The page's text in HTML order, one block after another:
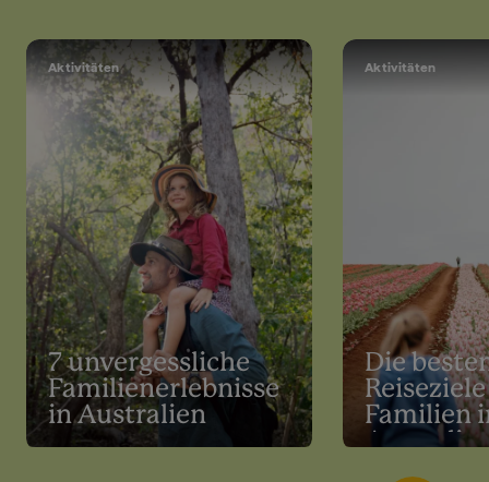
Aktivitäten
7 unvergessliche
Familienerlebnisse
in Australien
Aktivitäten
Die
Familien